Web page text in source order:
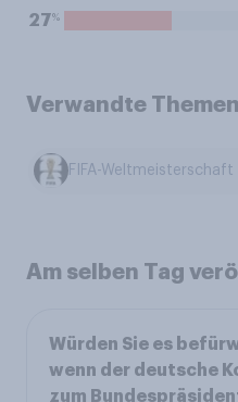
27%
Verwandte Themen
FIFA-
Am selben Tag
Würden Sie es
wenn der deutsche
zum